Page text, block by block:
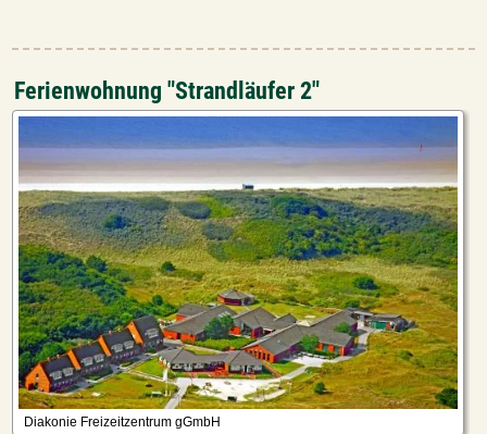
Ferienwohnung "Strandläufer 2"